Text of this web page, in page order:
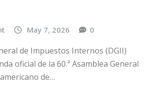
May 7, 2026 0
de Impuestos Internos (DGII)
oficial de la 60.ª Asamblea General
de…